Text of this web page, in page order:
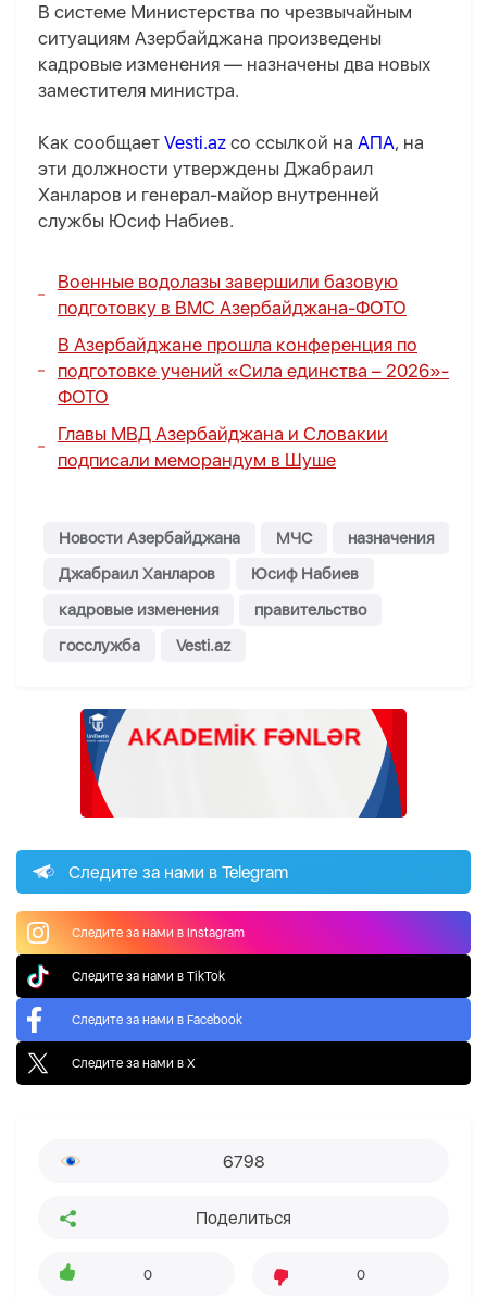
В системе Министерства по чрезвычайным
ситуациям Азербайджана произведены
кадровые изменения — назначены два новых
заместителя министра.
Как сообщает Vesti.az со ссылкой на АПА, на
эти должности утверждены Джабраил
Ханларов и генерал-майор внутренней
службы Юсиф Набиев.
Военные водолазы завершили базовую
подготовку в ВМС Азербайджана-ФОТО
В Азербайджане прошла конференция по
подготовке учений «Сила единства – 2026»-
ФОТО
Главы МВД Азербайджана и Словакии
подписали меморандум в Шуше
Новости Азербайджана МЧС
назначения
Джабраил Ханларов
Юсиф Набиев
кадровые изменения
правительство
госслужба
Vesti.az
Следите за нами в Telegram
Следите за нами в Instagram
Следите за нами в TikTok
Следите за нами в Facebook
Следите за нами в X
6798
Поделиться
0 0